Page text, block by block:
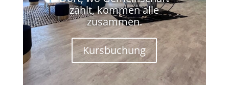
zählt, kommen alle
zusammen.
Kursbuchung